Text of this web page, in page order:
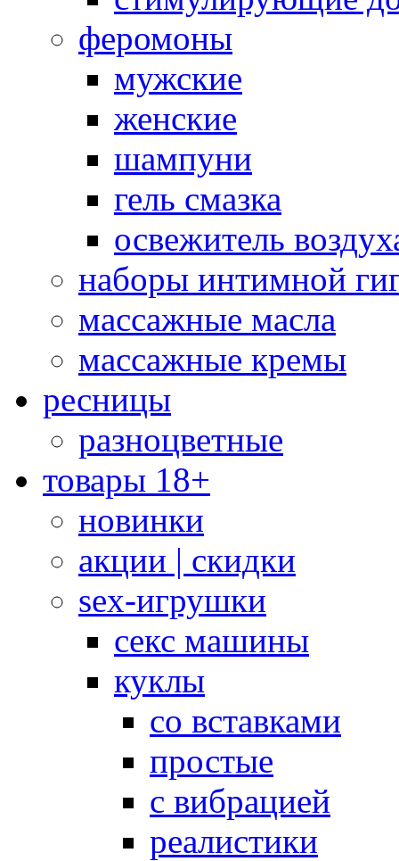
феромоны
мужские
женские
шампуни
гель смазка
освежитель
наборы интимной
массажные масла
массажные кремы
ресницы
разноцветные
товары 18+
новинки
акции | скидки
sex-игрушки
секс машины
куклы
со вставками
простые
с вибрацией
реалистики